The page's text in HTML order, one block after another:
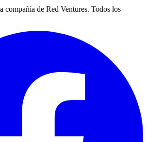
compañía de Red Ventures. Todos los